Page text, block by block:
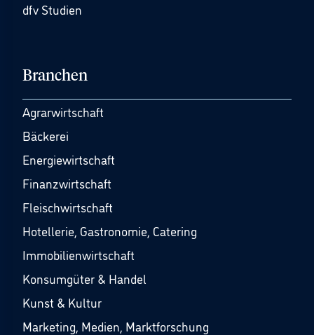
dfv Studien
Branchen
Agrarwirtschaft
Bäckerei
Energiewirtschaft
Finanzwirtschaft
Fleischwirtschaft
Hotellerie, Gastronomie, Catering
Immobilienwirtschaft
Konsumgüter & Handel
Kunst & Kultur
Marketing, Medien, Marktforschung